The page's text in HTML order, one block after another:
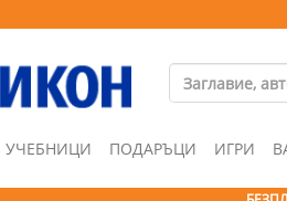
УЧЕБНИЦИ ПОДАРЪЦИ ИГРИ